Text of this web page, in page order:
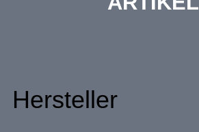
Hersteller